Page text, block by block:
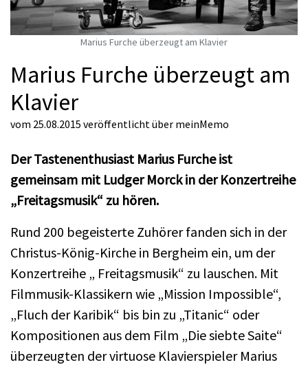
Marius Furche überzeugt am Klavier
Marius Furche überzeugt am
Klavier
vom 25.08.2015 veröffentlicht über meinMemo
Der Tastenenthusiast Marius Furche ist
gemeinsam mit Ludger Morck in der Konzertreihe
„Freitagsmusik“ zu hören.
Rund 200 begeisterte Zuhörer fanden sich in der
Christus-König-Kirche in Bergheim ein, um der
Konzertreihe „ Freitagsmusik“ zu lauschen. Mit
Filmmusik-Klassikern wie „Mission Impossible“,
„Fluch der Karibik“ bis bin zu „Titanic“ oder
Kompositionen aus dem Film „Die siebte Saite“
überzeugten der virtuose Klavierspieler Marius